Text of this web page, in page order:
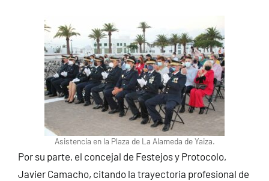
Asistencia en la Plaza de La Alameda de Yaiza.
Por su parte, el concejal de Festejos y Protocolo,
Javier Camacho, citando la trayectoria profesional de